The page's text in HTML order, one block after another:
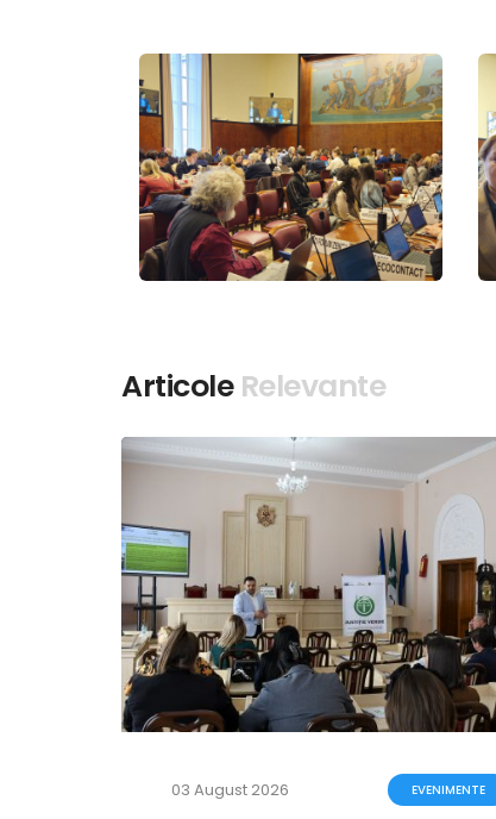
Articole Relevante
03 August 2026 EVENIMENTE